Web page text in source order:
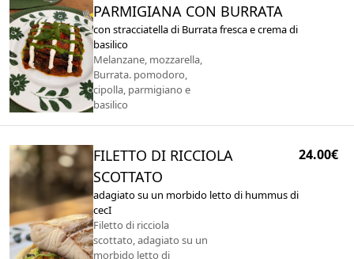
PARMIGIANA CON BURRATA
con stracciatella di Burrata fresca e crema di
basilico
Melanzane, mozzarella,
Burrata. pomodoro,
cipolla, parmigiano e
basilico
FILETTO DI RICCIOLA
SCOTTATO
adagiato su un morbido letto di hummus di
cecI
Filetto di ricciola
scottato, adagiato su un
morbido letto di
24.00€